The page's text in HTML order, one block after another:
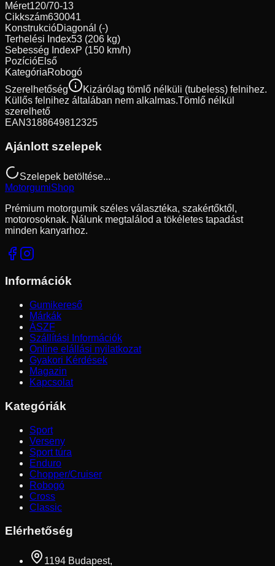
Méret120/70-13
Cikkszám630041
KonstrukcióDiagonál (-)
Terhelési Index53 (206 kg)
Sebesség IndexP (150 km/h)
PozícióElső
KategóriaRobogó
Szerelhetőség
Kizárólag tömlő nélküli (tubeless) felnihez.
Küllős felnihez általában nem alkalmas.Tömlő nélkül
szerelhető
EAN3188649812325
Ajánlott szelepek
Szelepek betöltése...
MotorgumiShop
Prémium motorgumik széles választéka, szakértőktől,
motorosoknak. Nálunk megtalálod a tökéletes tapadást
minden kanyarhoz.
Információk
Gumikereső
Márkák
ÁSZF
Szállítási Információk
Online elállási nyilatkozat
Gyakori Kérdések
Magazin
Kapcsolat
Kategóriák
Sport
Verseny
Sport túra
Enduro
Chopper/Cruiser
Robogó
Cross
Classic
Elérhetőség
1194 Budapest,